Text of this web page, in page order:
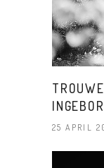
25 APRIL